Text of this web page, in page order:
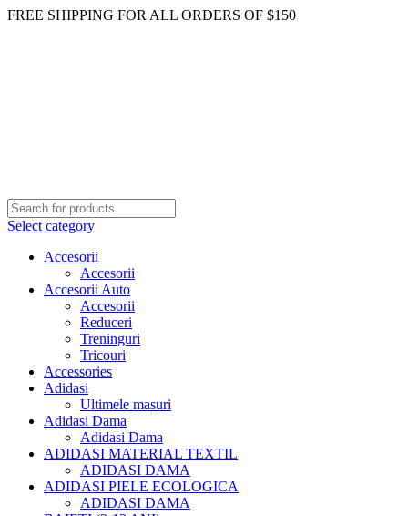
FREE SHIPPING FOR ALL ORDERS OF $150
Select category
Accesorii
Accesorii
Accesorii Auto
Accesorii
Reduceri
Treninguri
Tricouri
Accessories
Adidasi
Ultimele masuri
Adidasi Dama
Adidasi Dama
ADIDASI MATERIAL TEXTIL
ADIDASI DAMA
ADIDASI PIELE ECOLOGICA
ADIDASI DAMA